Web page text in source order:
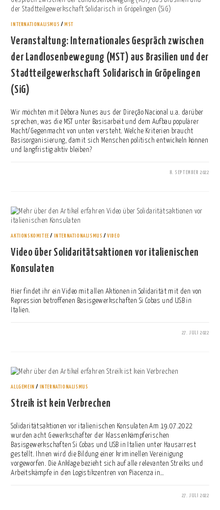
INTERNATIONALISMUS / MST
Veranstaltung: Internationales Gespräch zwischen
der Landlosenbewegung (MST) aus Brasilien und der
Stadtteilgewerkschaft Solidarisch in Gröpelingen
(SiG)
Wir möchten mit Débora Nunes aus der Direção Nacional u.a. darüber
sprechen, was die MST unter Basisarbeit und dem Aufbau populärer
Macht/Gegenmacht von unten versteht. Welche Kriterien braucht
Basisorganisierung, damit sich Menschen politisch entwickeln können
und langfristig aktiv bleiben?
8. SEPTEMBER 2022
AKTIONSKOMITEE / INTERNATIONALISMUS /VIDEO
Video über Solidaritätsaktionen vor italienischen
Konsulaten
Hier findet ihr ein Video mit allen Aktionen in Solidarität mit den von
Repression betroffenen Basisgewerkschaften Si Cobas und USB in
Italien.
27. JULI 2022
ALLGEMEIN / INTERNATIONALISMUS
Streik ist kein Verbrechen
Solidaritätsaktionen vor italienischen Konsulaten Am 19.07.2022
wurden acht Gewerkschafter der klassenkämpferischen
Basisgewerkschaften Si Cobas und USB in Italien unter Hausarrest
gestellt. Ihnen wird die Bildung einer kriminellen Vereinigung
vorgeworfen. Die Anklage bezieht sich auf alle relevanten Streiks und
Arbeitskämpfe in den Logistikzentren von Piacenza in…
27. JULI 2022